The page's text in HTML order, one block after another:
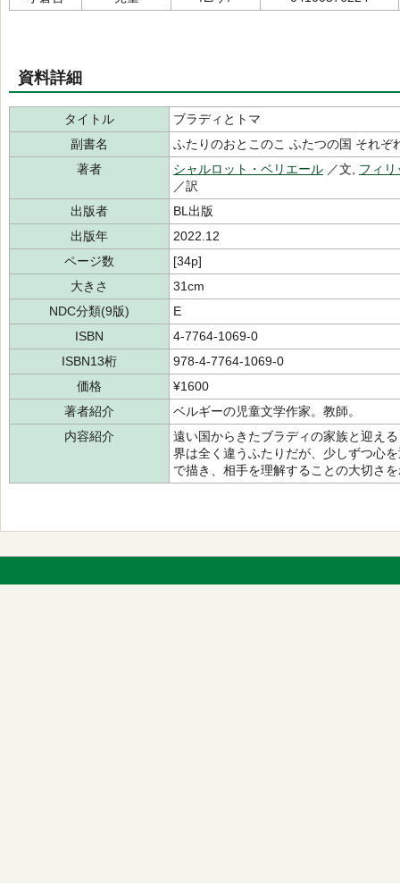
資料詳細
タイトル
ブラディとトマ
副書名
ふたりのおとこのこ ふたつの国 それぞ
著者
シャルロット・ベリエール ／文, フィ
／訳
出版者
BL出版
出版年
2022.12
ページ数
[34p]
大きさ
31cm
NDC分類(9版)
E
ISBN
4-7764-1069-0
ISBN13桁
978-4-7764-1069-0
価格
¥1600
著者紹介
ベルギーの児童文学作家。教師。
内容紹介
遠い国からきたブラディの家族と迎え
界は全く違うふたりだが、少しずつ心
で描き、相手を理解することの大切さ